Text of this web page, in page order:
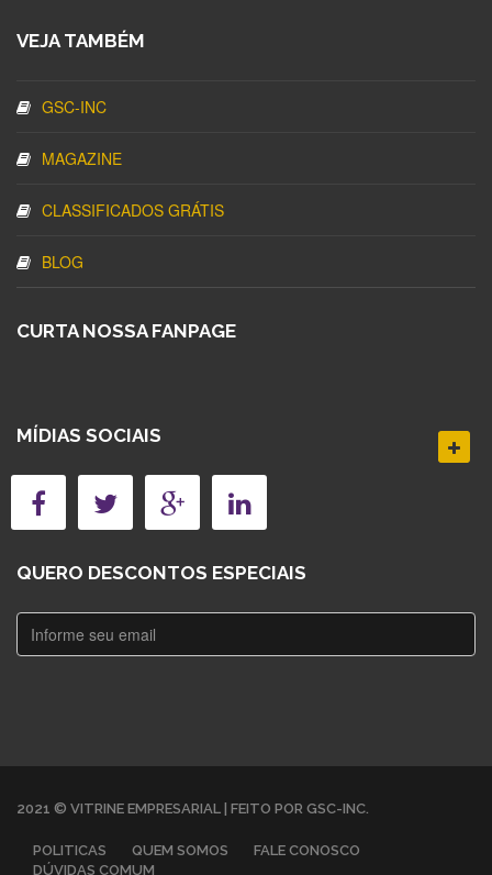
VEJA TAMBÉM
GSC-INC
MAGAZINE
CLASSIFICADOS GRÁTIS
BLOG
CURTA NOSSA FANPAGE
MÍDIAS SOCIAIS
QUERO DESCONTOS ESPECIAIS
2021 © VITRINE EMPRESARIAL | FEITO POR GSC-INC.
POLITICAS QUEM SOMOS
FALE CONOSCO
DÚVIDAS COMUM